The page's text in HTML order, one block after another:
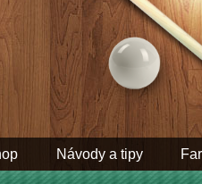
Návody a tipy